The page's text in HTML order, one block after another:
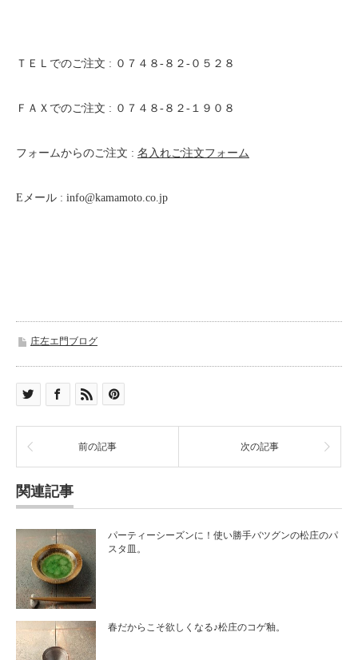
ＴＥＬでのご注文 : ０７４８-８２-０５２８
ＦＡＸでのご注文 : ０７４８-８２-１９０８
フォームからのご注文 : 名入れご注文フォーム
Eメール : info@kamamoto.co.jp
庄左エ門ブログ
前の記事 次の記事
関連記事
パーティーシーズンに！使い勝手バツグンの松庄のパ
スタ皿。
春だからこそ欲しくなる♪松庄のコゲ釉。